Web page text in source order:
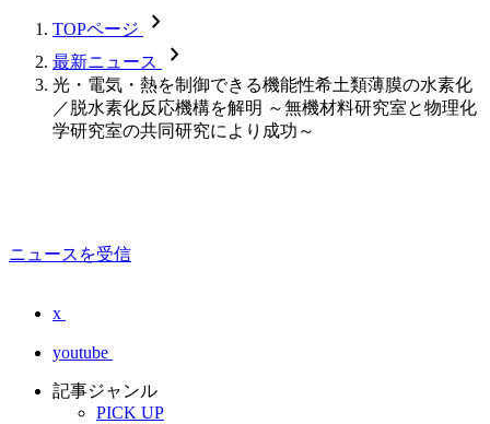
TOPページ chevron_forward
最新ニュース chevron_forward
光・電気・熱を制御できる機能性希土類薄膜の水素化
／脱水素化反応機構を解明 ～無機材料研究室と物理化
学研究室の共同研究により成功～
ニュースを受信
x
youtube
記事ジャンル
PICK UP